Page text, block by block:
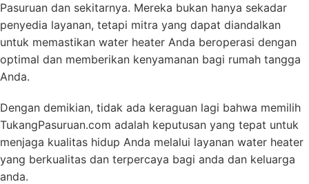
Pasuruan dan sekitarnya. Mereka bukan hanya sekadar
penyedia layanan, tetapi mitra yang dapat diandalkan
untuk memastikan water heater Anda beroperasi dengan
optimal dan memberikan kenyamanan bagi rumah tangga
Anda.
Dengan demikian, tidak ada keraguan lagi bahwa memilih
TukangPasuruan.com adalah keputusan yang tepat untuk
menjaga kualitas hidup Anda melalui layanan water heater
yang berkualitas dan terpercaya bagi anda dan keluarga
anda.